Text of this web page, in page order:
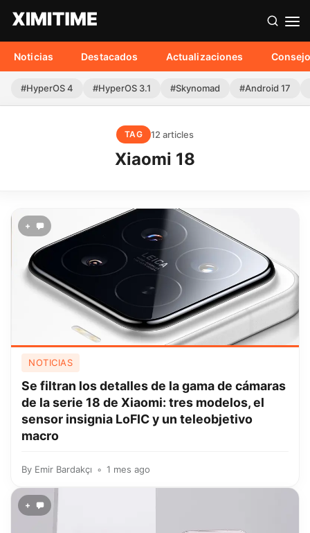
Noticias Destacados Actualizaciones
#HyperOS 4 #HyperOS 3.1 #Skynomad #Android 17
TAG 12 articles
Xiaomi 18
+
NOTICIAS
Se filtran los detalles de la gama de cámaras
de la serie 18 de Xiaomi: tres modelos, el
sensor insignia LoFIC y un teleobjetivo
macro
By Emir Bardakçı 1 mes ago
+